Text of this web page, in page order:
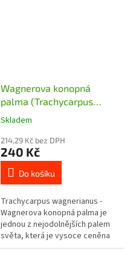
Wagnerova konopná
palma (Trachycarpus
wagnerianus) - 15 - 20 cm
Skladem
214,29 Kč bez DPH
240 Kč
Do košíku
Trachycarpus wagnerianus -
Wagnerova konopná palma je
jednou z nejodolnějších palem
světa, která je vysoce ceněna
pro svou schopnost přežít v